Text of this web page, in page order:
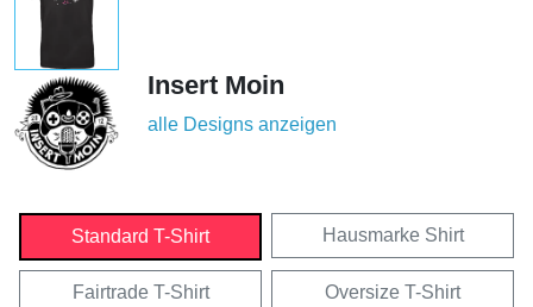
Insert Moin
alle Designs anzeigen
Standard T-Shirt Hausmarke Shirt
Fairtrade T-Shirt Oversize T-Shirt